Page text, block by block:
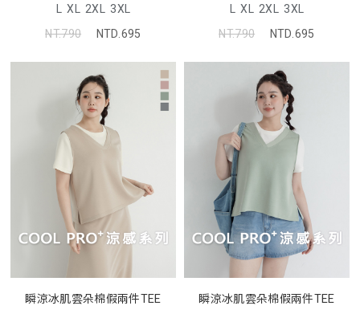
L XL 2XL 3XL
NT.790
NTD.695
L XL 2XL 3XL
NT.790
NTD.695
瞬涼冰肌雲朵棉假兩件TEE
瞬涼冰肌雲朵棉假兩件TEE